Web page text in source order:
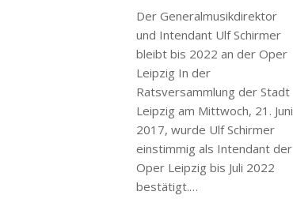
Der Generalmusikdirektor
und Intendant Ulf Schirmer
bleibt bis 2022 an der Oper
Leipzig In der
Ratsversammlung der Stadt
Leipzig am Mittwoch, 21. Juni
2017, wurde Ulf Schirmer
einstimmig als Intendant der
Oper Leipzig bis Juli 2022
bestätigt.…